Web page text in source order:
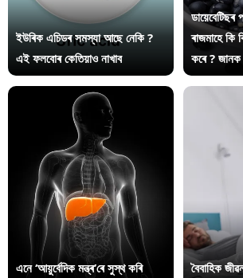
ইউৰিক এচিডৰ সমস্যা আছে নেকি ?
এই ফলবোৰ কেতিয়াও নাখাব
ৰাজমাহে কি
কৰে ? জানক
এনে ‘আয়ুৰ্বেদিক মন্ত্ৰ’ৰে সুস্থ কৰি
বৈবাহিক